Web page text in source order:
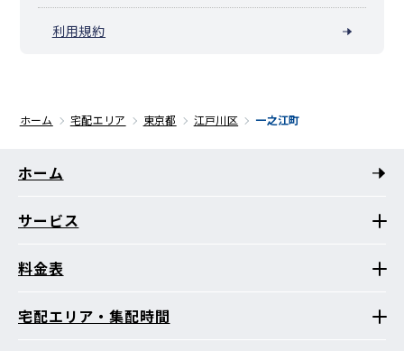
利用規約
ホーム 宅配エリア 東京都 江戸川区 一之江町
ホーム
サービス
料金表
宅配エリア・集配時間